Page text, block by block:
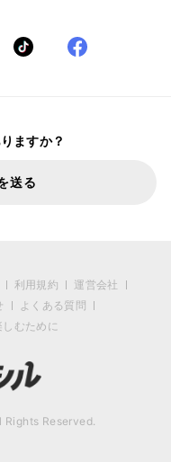
ますか？
送る
利用規約
運営会社
よくある質問
むために
Reserved.